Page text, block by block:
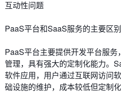
互动性问题
PaaS平台和SaaS服务的主要区别
PaaS平台主要提供开发平台服
管理，具有强大的定制化能力。
软件应用，用户通过互联网访问
础设施的维护，成本较低但定制化